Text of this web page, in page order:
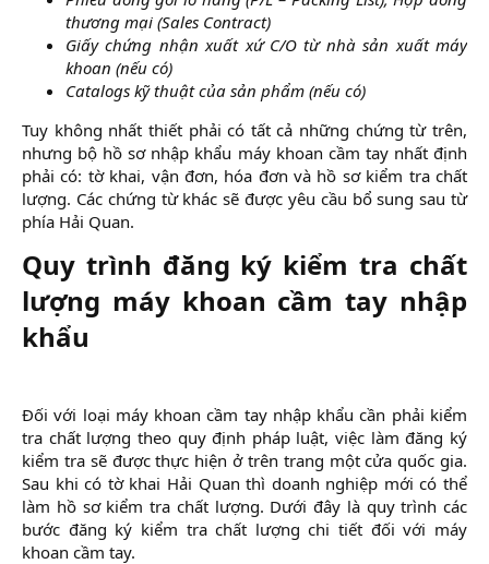
thương mại (Sales Contract)
Giấy chứng nhận xuất xứ C/O từ nhà sản xuất máy
khoan (nếu có)
Catalogs kỹ thuật của sản phẩm (nếu có)
Tuy không nhất thiết phải có tất cả những chứng từ trên,
nhưng bộ hồ sơ nhập khẩu máy khoan cầm tay nhất định
phải có: tờ khai, vận đơn, hóa đơn và hồ sơ kiểm tra chất
lượng. Các chứng từ khác sẽ được yêu cầu bổ sung sau từ
phía Hải Quan.​
Quy trình đăng ký kiểm tra chất
lượng máy khoan cầm tay nhập
khẩu​
Đối với loại máy khoan cầm tay nhập khẩu cần phải kiểm
tra chất lượng theo quy định pháp luật, việc làm đăng ký
kiểm tra sẽ được thực hiện ở trên trang một cửa quốc gia.
Sau khi có tờ khai Hải Quan thì doanh nghiệp mới có thể
làm hồ sơ kiểm tra chất lượng. Dưới đây là quy trình các
bước đăng ký kiểm tra chất lượng chi tiết đối với máy
khoan cầm tay.​